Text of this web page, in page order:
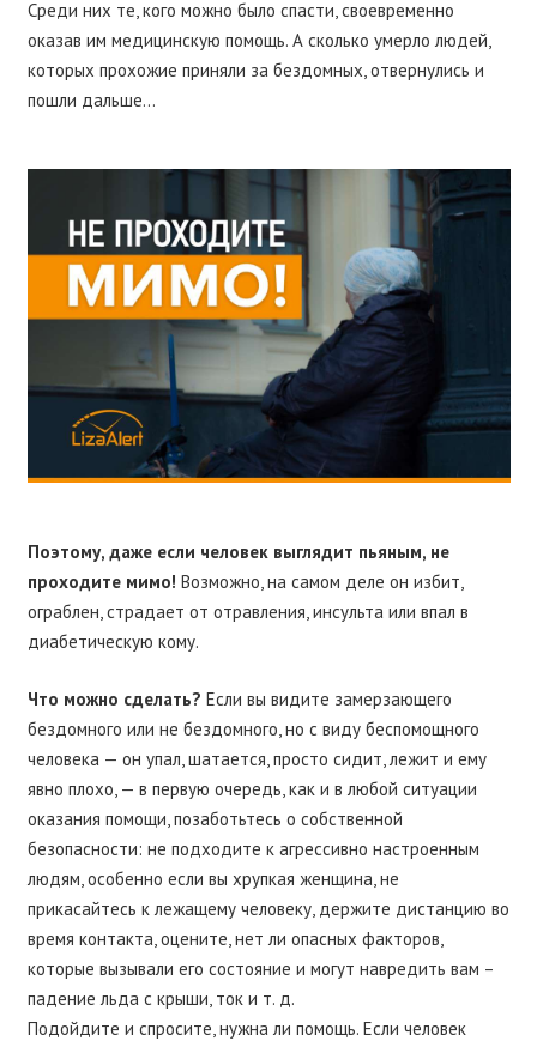
Среди них те, кого можно было спасти, своевременно
оказав им медицинскую помощь. А сколько умерло людей,
которых прохожие приняли за бездомных, отвернулись и
пошли дальше…
Поэтому, даже если человек выглядит пьяным, не
проходите мимо! Возможно, на самом деле он избит,
ограблен, страдает от отравления, инсульта или впал в
диабетическую кому.
Что можно сделать? Если вы видите замерзающего
бездомного или не бездомного, но с виду беспомощного
человека — он упал, шатается, просто сидит, лежит и ему
явно плохо, — в первую очередь, как и в любой ситуации
оказания помощи, позаботьтесь о собственной
безопасности: не подходите к агрессивно настроенным
людям, особенно если вы хрупкая женщина, не
прикасайтесь к лежащему человеку, держите дистанцию во
время контакта, оцените, нет ли опасных факторов,
которые вызывали его состояние и могут навредить вам –
падение льда с крыши, ток и т. д.
Подойдите и спросите, нужна ли помощь. Если человек